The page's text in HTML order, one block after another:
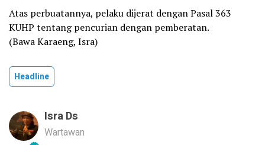
Atas perbuatannya, pelaku dijerat dengan Pasal 363
KUHP tentang pencurian dengan pemberatan.
(Bawa Karaeng, Isra)
Headline
Isra Ds
Wartawan